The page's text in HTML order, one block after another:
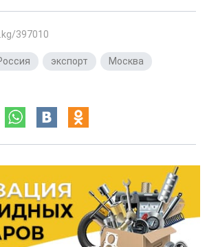
397010
экспорт Москва